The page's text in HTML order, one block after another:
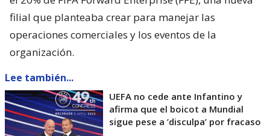
filial que planteaba crear para manejar las
operaciones comerciales y los eventos de la
organización.
Lee también...
UEFA no cede ante Infantino y
afirma que el boicot a Mundial
sigue pese a ’disculpa’ por fracaso